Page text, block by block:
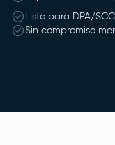
Listo para DPA/SCC
Sin compromiso